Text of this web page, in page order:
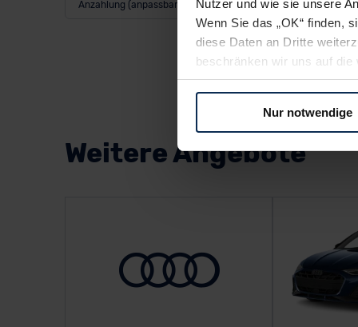
Nutzer und wie sie unsere
Wenn Sie das „OK“ finden,
diese Daten an Dritte
beschränken wir uns auf
Sie somit nicht perfekt auf
nicht, diese Daten an
Datenschutzklauseln
anfordern.
Datenschutzerklärung |
Nur notwendige
Anzahlung (anpassbar)
Weitere Angebote